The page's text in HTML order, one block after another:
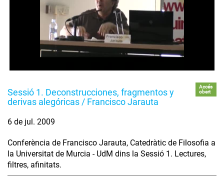
Sessió 1. Deconstrucciones, fragmentos y
derivas alegóricas / Francisco Jarauta
Accés
obert
6 de jul. 2009
Conferència de Francisco Jarauta, Catedràtic de Filosofia a
la Universitat de Murcia - UdM dins la Sessió 1. Lectures,
filtres, afinitats.